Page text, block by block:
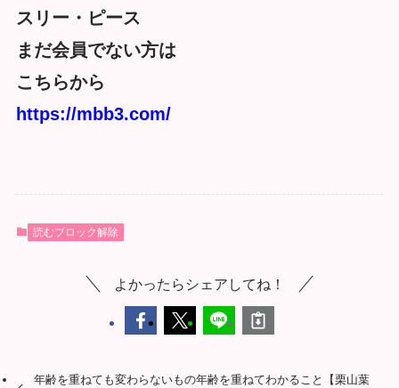
スリー・ピース
まだ会員でない方は
こちらから
https://mbb3.com/
読むブロック解除
よかったらシェアしてね！
年齢を重ねても変わらないもの年齢を重ねてわかること【栗山葉